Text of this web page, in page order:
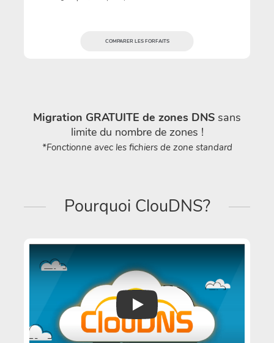
COMPARER LES FORFAITS
Migration GRATUITE de zones DNS sans
limite du nombre de zones !
*Fonctionne avec les fichiers de zone standard
Pourquoi ClouDNS?
Play